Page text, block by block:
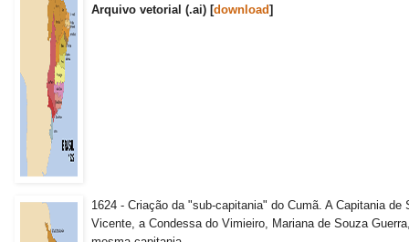
Arquivo vetorial (.ai) [download]
1624 - Criação da "sub-capitania" do Cumã. A Capitania
Vicente, a Condessa do Vimieiro, Mariana de Souza